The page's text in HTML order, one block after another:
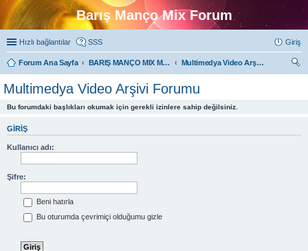
Barış Manço Mix Forum
Hızlı bağlantılar SSS Giriş
Forum Ana Sayfa BARIŞ MANÇO MIX MULTIMEDYA FORUMLARI
Multimedya Video Arşivi Forumu
Multimedya Video Arşivi Forumu
Bu forumdaki başlıkları okumak için gerekli izinlere sahip değilsiniz.
GIRIŞ
Kullanıcı adı:
Şifre:
Beni hatırla
Bu oturumda çevrimiçi olduğumu gizle